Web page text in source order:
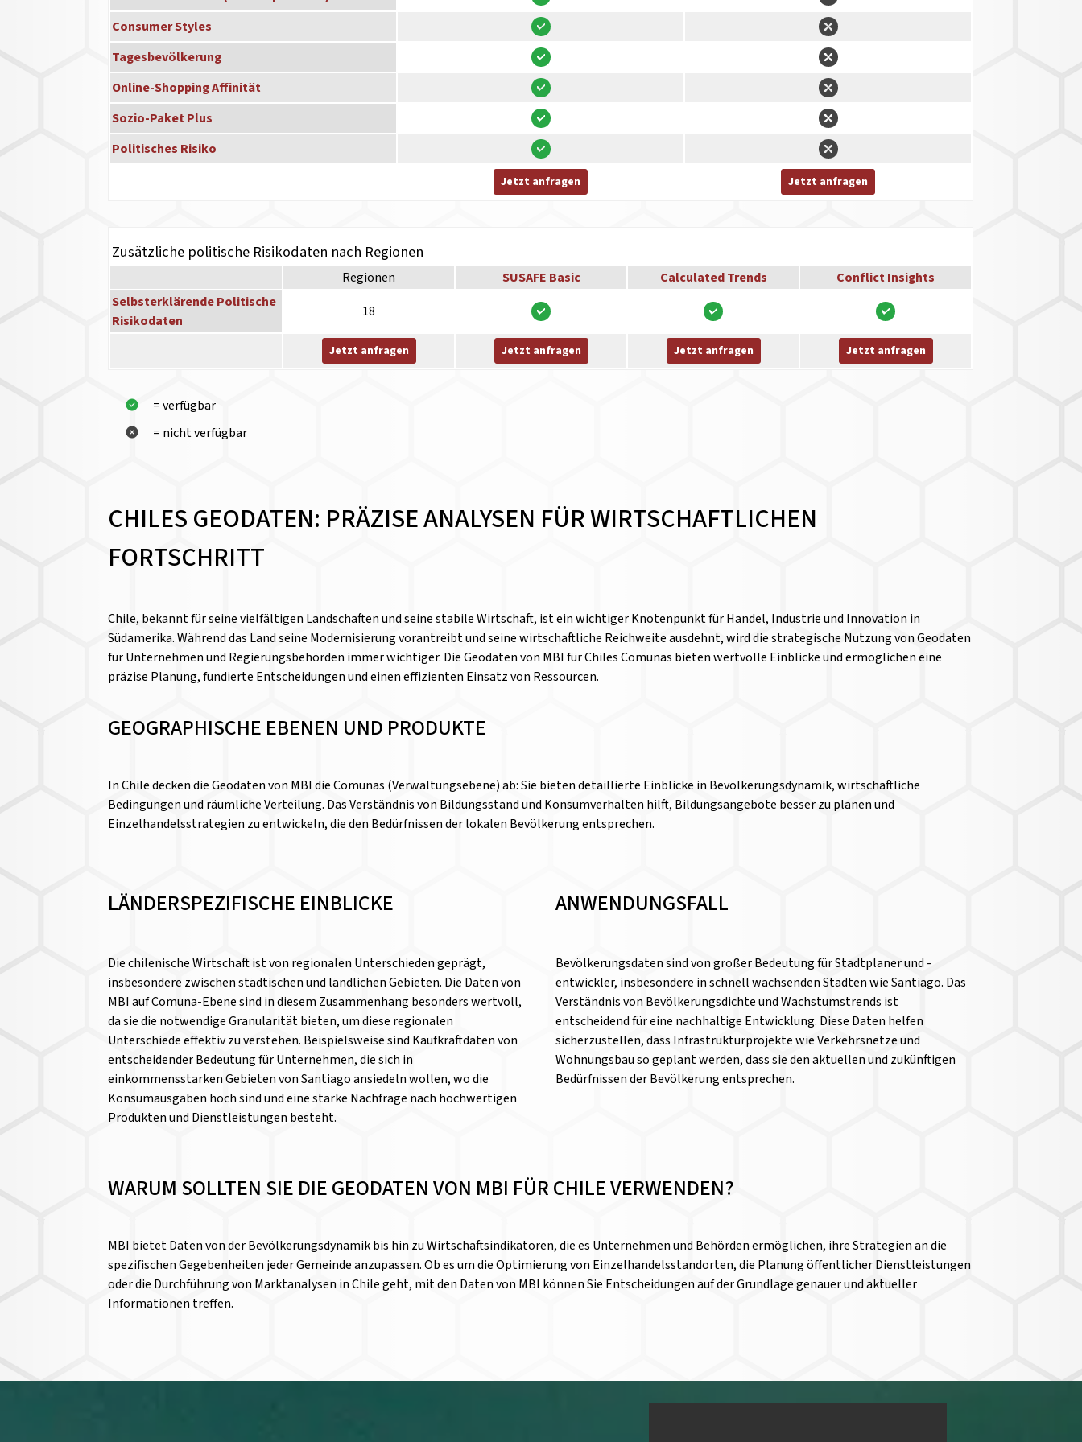
Consumer Styles
Tagesbevölkerung
Online-Shopping Affinität
Sozio-Paket Plus
Politisches Risiko
Jetzt anfragen Jetzt anfragen
Zusätzliche politische Risikodaten nach Regionen
Regionen SUSAFE Basic Calculated Trends
Conflict Insights
Selbsterklärende Politische
Risikodaten
18
Jetzt anfragen Jetzt anfragen Jetzt anfragen Jetzt anfragen
= verfügbar
= nicht verfügbar
CHILES GEODATEN: PRÄZISE ANALYSEN FÜR WIRTSCHAFTLICHEN
FORTSCHRITT
Chile, bekannt für seine vielfältigen Landschaften und seine stabile Wirtschaft, ist ein wichtiger Knotenpunkt für Handel, Industrie und Innovation in
Südamerika. Während das Land seine Modernisierung vorantreibt und seine wirtschaftliche Reichweite ausdehnt, wird die strategische Nutzung von Geodaten
für Unternehmen und Regierungsbehörden immer wichtiger. Die Geodaten von MBI für Chiles Comunas bieten wertvolle Einblicke und ermöglichen eine
präzise Planung, fundierte Entscheidungen und einen effizienten Einsatz von Ressourcen.
GEOGRAPHISCHE EBENEN UND PRODUKTE
In Chile decken die Geodaten von MBI die Comunas (Verwaltungsebene) ab: Sie bieten detaillierte Einblicke in Bevölkerungsdynamik, wirtschaftliche
Bedingungen und räumliche Verteilung. Das Verständnis von Bildungsstand und Konsumverhalten hilft, Bildungsangebote besser zu planen und
Einzelhandelsstrategien zu entwickeln, die den Bedürfnissen der lokalen Bevölkerung entsprechen.
LÄNDERSPEZIFISCHE EINBLICKE
Die chilenische Wirtschaft ist von regionalen Unterschieden geprägt,
insbesondere zwischen städtischen und ländlichen Gebieten. Die Daten von
MBI auf Comuna-Ebene sind in diesem Zusammenhang besonders wertvoll,
da sie die notwendige Granularität bieten, um diese regionalen
Unterschiede effektiv zu verstehen. Beispielsweise sind Kaufkraftdaten von
entscheidender Bedeutung für Unternehmen, die sich in
einkommensstarken Gebieten von Santiago ansiedeln wollen, wo die
Konsumausgaben hoch sind und eine starke Nachfrage nach hochwertigen
Produkten und Dienstleistungen besteht.
ANWENDUNGSFALL
Bevölkerungsdaten sind von großer Bedeutung für Stadtplaner und -
entwickler, insbesondere in schnell wachsenden Städten wie Santiago. Das
Verständnis von Bevölkerungsdichte und Wachstumstrends ist
entscheidend für eine nachhaltige Entwicklung. Diese Daten helfen
sicherzustellen, dass Infrastrukturprojekte wie Verkehrsnetze und
Wohnungsbau so geplant werden, dass sie den aktuellen und zukünftigen
Bedürfnissen der Bevölkerung entsprechen.
WARUM SOLLTEN SIE DIE GEODATEN VON MBI FÜR CHILE VERWENDEN?
MBI bietet Daten von der Bevölkerungsdynamik bis hin zu Wirtschaftsindikatoren, die es Unternehmen und Behörden ermöglichen, ihre Strategien an die
spezifischen Gegebenheiten jeder Gemeinde anzupassen. Ob es um die Optimierung von Einzelhandelsstandorten, die Planung öffentlicher Dienstleistungen
oder die Durchführung von Marktanalysen in Chile geht, mit den Daten von MBI können Sie Entscheidungen auf der Grundlage genauer und aktueller
Informationen treffen.